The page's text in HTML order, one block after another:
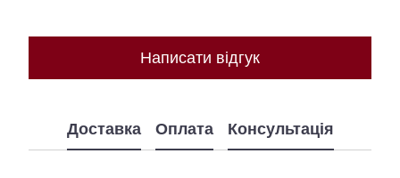
Написати відгук
Доставка Оплата Консультація